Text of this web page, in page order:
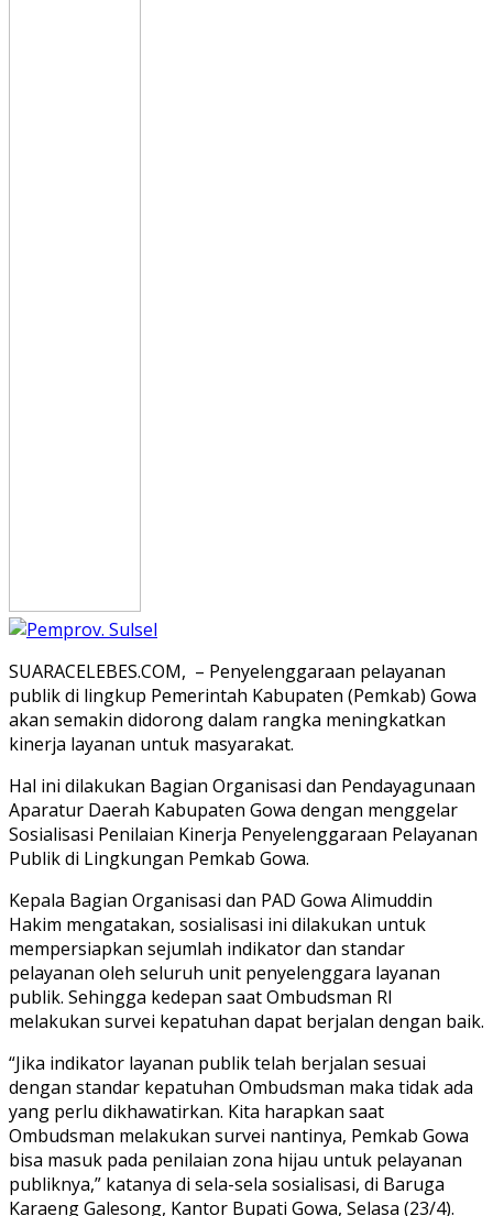
SUARACELEBES.COM, – Penyelenggaraan pelayanan
publik di lingkup Pemerintah Kabupaten (Pemkab) Gowa
akan semakin didorong dalam rangka meningkatkan
kinerja layanan untuk masyarakat.
Hal ini dilakukan Bagian Organisasi dan Pendayagunaan
Aparatur Daerah Kabupaten Gowa dengan menggelar
Sosialisasi Penilaian Kinerja Penyelenggaraan Pelayanan
Publik di Lingkungan Pemkab Gowa.
Kepala Bagian Organisasi dan PAD Gowa Alimuddin
Hakim mengatakan, sosialisasi ini dilakukan untuk
mempersiapkan sejumlah indikator dan standar
pelayanan oleh seluruh unit penyelenggara layanan
publik. Sehingga kedepan saat Ombudsman RI
melakukan survei kepatuhan dapat berjalan dengan baik.
“Jika indikator layanan publik telah berjalan sesuai
dengan standar kepatuhan Ombudsman maka tidak ada
yang perlu dikhawatirkan. Kita harapkan saat
Ombudsman melakukan survei nantinya, Pemkab Gowa
bisa masuk pada penilaian zona hijau untuk pelayanan
publiknya,” katanya di sela-sela sosialisasi, di Baruga
Karaeng Galesong, Kantor Bupati Gowa, Selasa (23/4).